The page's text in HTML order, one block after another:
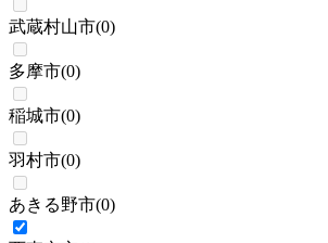
武蔵村山市(0)
多摩市(0)
稲城市(0)
羽村市(0)
あきる野市(0)